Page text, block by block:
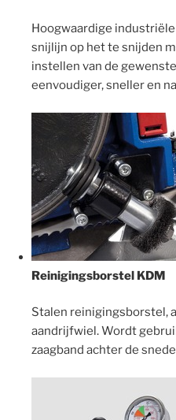
Hoogwaardige
snijlijn op het te snijden
instellen van de
eenvoudiger, sneller en
Reinigingsborstel KDM
Stalen reinigingsborstel,
aandrijfwiel. Wordt
zaagband achter de